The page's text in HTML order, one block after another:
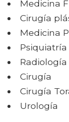
Medicina
Cirugía
Medicina
Radiología
Cirugía
Cirugía
Urología